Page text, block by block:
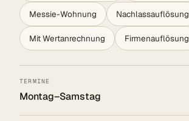
Messie-Wohnung Nachlassauflösung
Mit Wertanrechnung Firmenauflösung
TERMINE
Montag–Samstag